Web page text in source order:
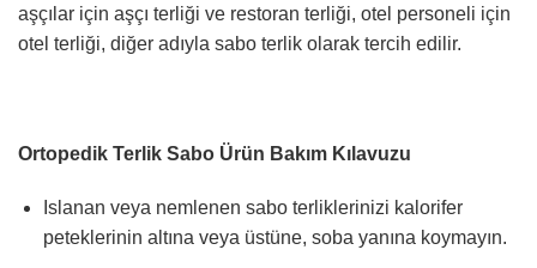
aşçılar için aşçı terliği ve restoran terliği, otel personeli için
otel terliği, diğer adıyla sabo terlik olarak tercih edilir.
Ortopedik Terlik Sabo Ürün Bakım Kılavuzu
Islanan veya nemlenen sabo terliklerinizi kalorifer
peteklerinin altına veya üstüne, soba yanına koymayın.